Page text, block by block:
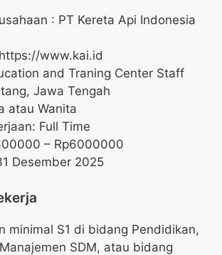
: PT Kereta Api Indonesia
https://www.kai.id
and Traning Center Staff
Jawa Tengah
atau Wanita
Full Time
– Rp6000000
Desember 2025
minimal S1 di bidang Pendidikan,
SDM, atau bidang